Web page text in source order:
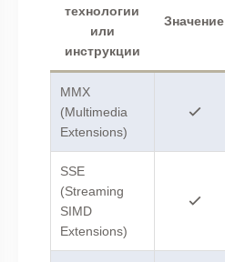
технологии
или
инструкции
Значение
MMX
(Multimedia
Extensions)
SSE
(Streaming
SIMD
Extensions)